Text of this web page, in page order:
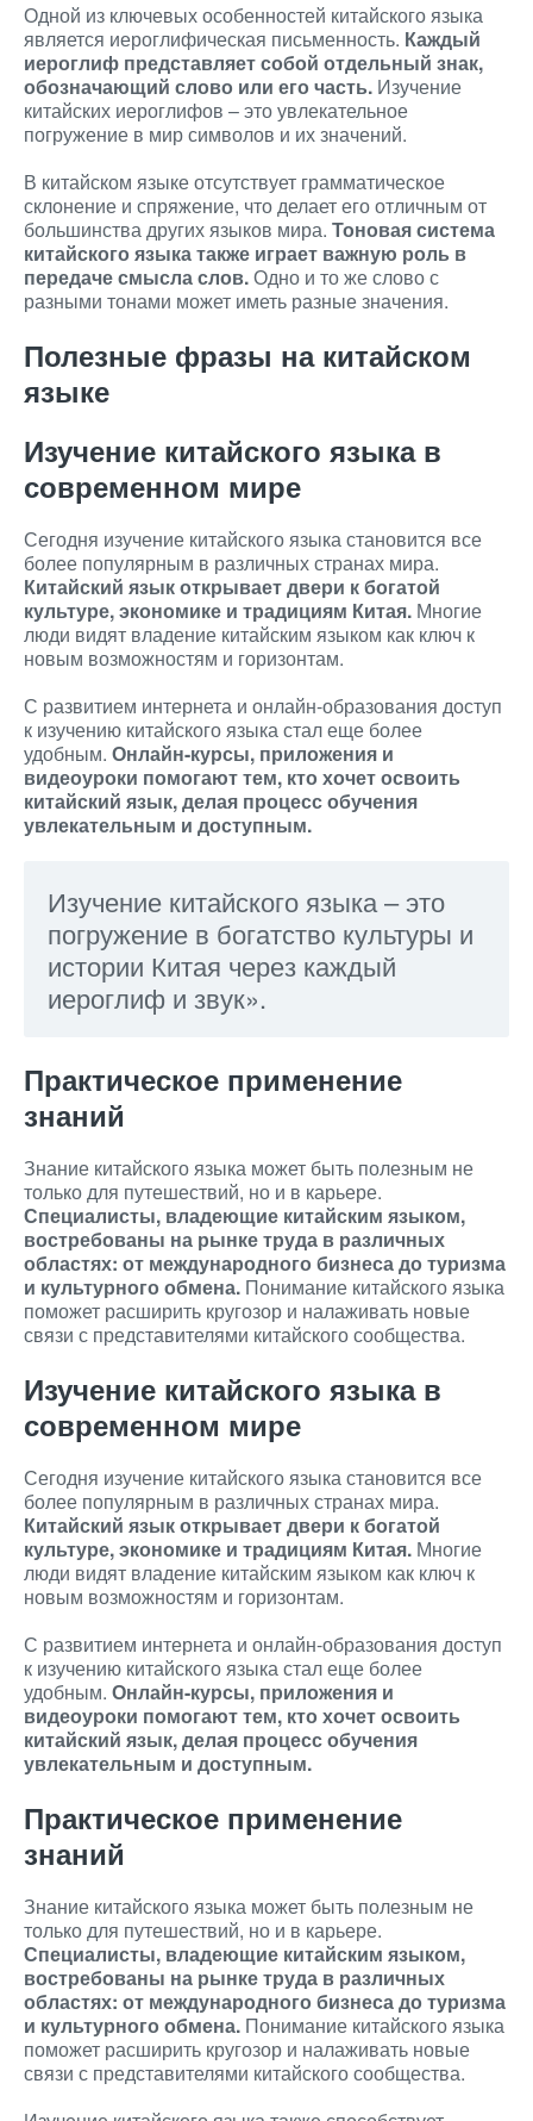
Одной из ключевых особенностей китайского языка
является иероглифическая письменность. Каждый
иероглиф представляет собой отдельный знак,
обозначающий слово или его часть. Изучение
китайских иероглифов – это увлекательное
погружение в мир символов и их значений.
В китайском языке отсутствует грамматическое
склонение и спряжение, что делает его отличным от
большинства других языков мира. Тоновая система
китайского языка также играет важную роль в
передаче смысла слов.Одно и то же слово с
разными тонами может иметь разные значения.
Полезные фразы на китайском
языке
Изучение китайского языка в
современном мире
Сегодня изучение китайского языка становится все
более популярным в различных странах мира.
Китайский язык открывает двери к богатой
культуре, экономике и традициям Китая. Многие
люди видят владение китайским языком как ключ к
новым возможностям и горизонтам.
С развитием интернета и онлайн-образования доступ
к изучению китайского языка стал еще более
удобным. Онлайн-курсы, приложения и
видеоуроки помогают тем, кто хочет освоить
китайский язык, делая процесс обучения
увлекательным и доступным.
Изучение китайского языка – это
погружение в богатство культуры и
истории Китая через каждый
иероглиф и звук».
Практическое применение
знаний
Знание китайского языка может быть полезным не
только для путешествий, но и в карьере.
Специалисты, владеющие китайским языком,
востребованы на рынке труда в различных
областях: от международного бизнеса до туризма
и культурного обмена. Понимание китайского языка
поможет расширить кругозор и налаживать новые
связи с представителями китайского сообщества.
Изучение китайского языка в
современном мире
Сегодня изучение китайского языка становится все
более популярным в различных странах мира.
Китайский язык открывает двери к богатой
культуре, экономике и традициям Китая. Многие
люди видят владение китайским языком как ключ к
новым возможностям и горизонтам.
С развитием интернета и онлайн-образования доступ
к изучению китайского языка стал еще более
удобным. Онлайн-курсы, приложения и
видеоуроки помогают тем, кто хочет освоить
китайский язык, делая процесс обучения
увлекательным и доступным.
Практическое применение
знаний
Знание китайского языка может быть полезным не
только для путешествий, но и в карьере.
Специалисты, владеющие китайским языком,
востребованы на рынке труда в различных
областях: от международного бизнеса до туризма
и культурного обмена. Понимание китайского языка
поможет расширить кругозор и налаживать новые
связи с представителями китайского сообщества.